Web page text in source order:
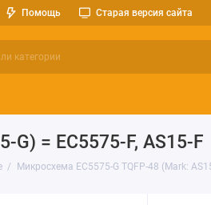
Помощь Старая версия сайта
G) = EC5575-F, AS15-F
Микросхема EC5575-G TQFP-48 (Mark: